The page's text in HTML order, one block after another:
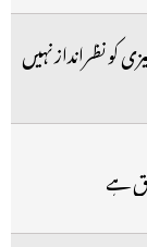
کو نظرانداز نہیں
ہے